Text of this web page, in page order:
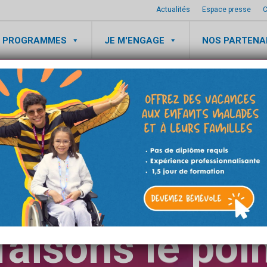
Actualités Espace presse
PROGRAMMES JE M'ENGAGE NOS
JOURNÉES MONDIALES
le